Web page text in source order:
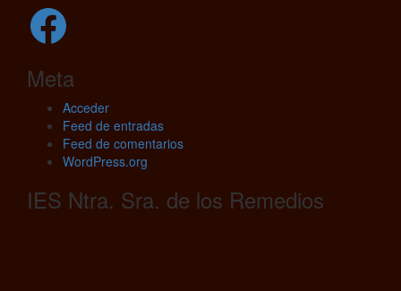
Facebook
Meta
Acceder
Feed de entradas
Feed de comentarios
WordPress.org
IES Ntra. Sra. de los Remedios